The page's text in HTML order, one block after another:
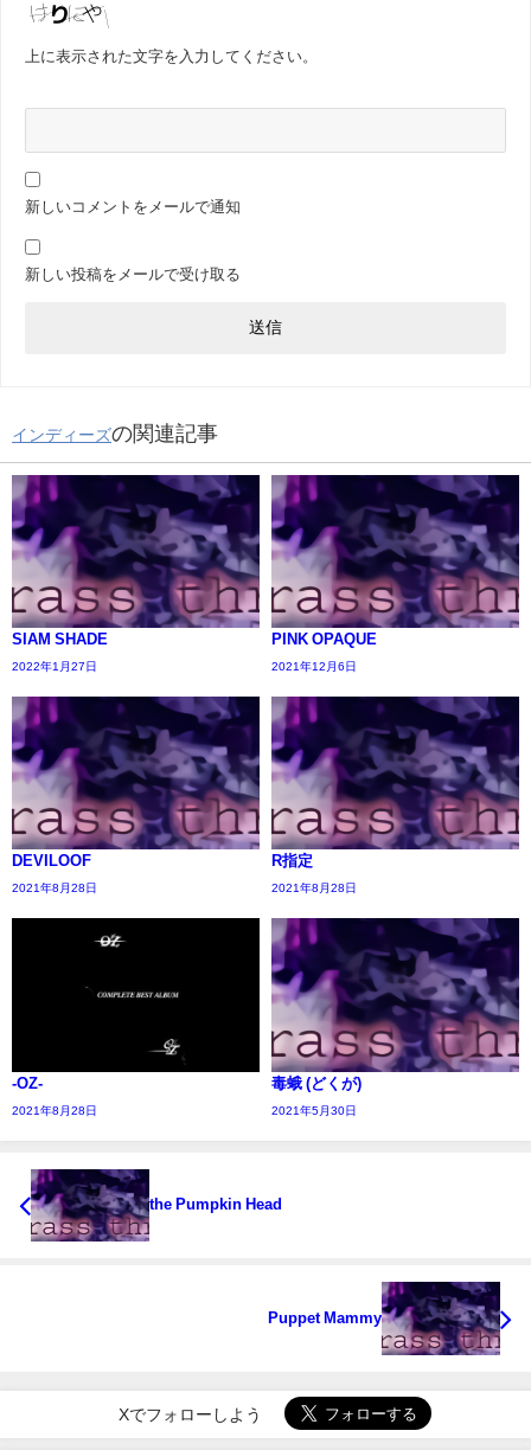
上に表示された文字を入力してください。
新しいコメントをメールで通知
新しい投稿をメールで受け取る
インディーズの関連記事
SIAM SHADE
2022年1月27日
PINK OPAQUE
2021年12月6日
DEVILOOF
2021年8月28日
R指定
2021年8月28日
-OZ-
2021年8月28日
毒蛾 (どくが)
2021年5月30日
the Pumpkin Head
Puppet Mammy
Xでフォローしよう